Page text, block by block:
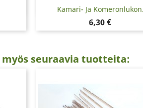
Kamari- Ja
Hinta
6,30 €
 Pikakatselu
seuraavia tuotteita: